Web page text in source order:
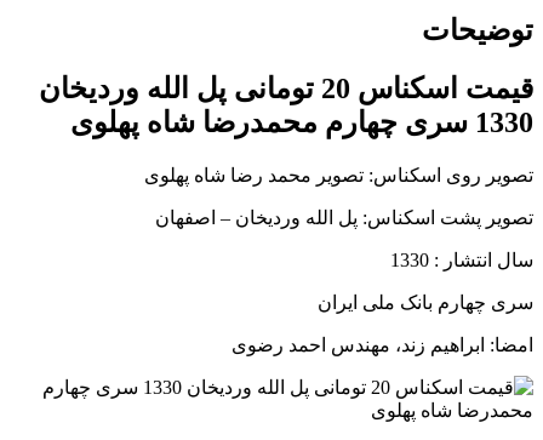
توضیحات
قیمت اسکناس 20 تومانی پل الله وردیخان
1330 سری چهارم محمدرضا شاه پهلوی
تصویر روی اسکناس: تصویر محمد رضا شاه پهلوی
تصویر پشت اسکناس: پل الله وردیخان – اصفهان
سال انتشار : 1330
سری چهارم بانک ملی ایران
امضا: ابراهیم زند، مهندس احمد رضوی